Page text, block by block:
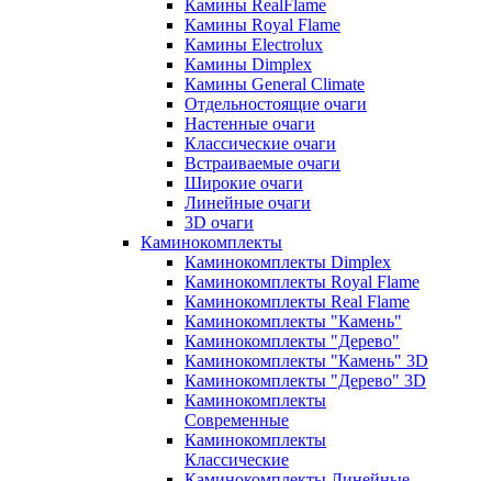
Камины RealFlame
Камины Royal Flame
Камины Electrolux
Камины Dimplex
Камины General Climate
Отдельностоящие очаги
Настенные очаги
Классические очаги
Встраиваемые очаги
Широкие очаги
Линейные очаги
3D очаги
Каминокомплекты
Каминокомплекты Dimplex
Каминокомплекты Royal Flame
Каминокомплекты Real Flame
Каминокомплекты "Камень"
Каминокомплекты "Дерево"
Каминокомплекты "Камень" 3D
Каминокомплекты "Дерево" 3D
Каминокомплекты
Современные
Каминокомплекты
Классические